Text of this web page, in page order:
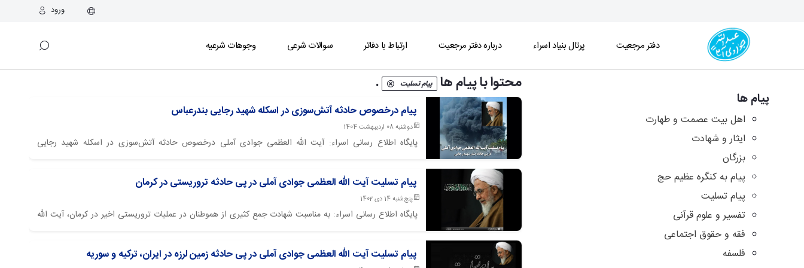
ورود
دفتر مرجعیت پرتال بنیاد اسراء درباره دفتر مرجعیت ارتباط با دفاتر سوالات شرعی وجوهات شرعیه
پیام ها
اهل بیت عصمت و طهارت
ایثار و شهادت
بزرگان
پیام به کنگره عظیم حج
پیام تسلیت
تفسیر و علوم قرآنی
فقه و حقوق اجتماعی
فلسفه
محتوا با پیام ها پیام تسلیت .
پیام درخصوص حادثه آتش‌سوزی در اسکله شهید رجایی بندرعباس
دوشنبه 08 اردیبهشت 1404
پایگاه اطلاع رسانی اسراء: آیت الله العظمی جوادی آملی درخصوص حادثه آتش‌سوزی در اسکله شهید رجایی
پیام تسلیت آیت الله العظمی جوادی آملی در پی حادثه تروریستی در کرمان
پنج‌شنبه 14 دی 1402
پایگاه اطلاع رسانی اسراء: به مناسبت شهادت جمع کثیری از هموطنان در عملیات تروریستی اخیر در کرمان، آیت الله
پیام تسلیت آیت الله العظمی جوادی آملی در پی حادثه زمین ‌لرزه در ایران، ترکیه و سوریه